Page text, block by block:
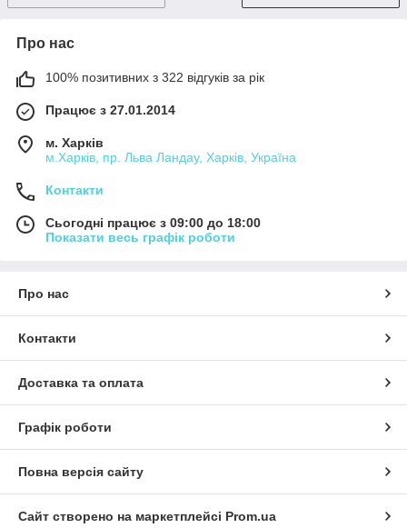
Про нас
100% позитивних з 322 відгуків за рік
Працює з 27.01.2014
м. Харків
м.Харків, пр. Льва Ландау, Харків, Україна
Контакти
Сьогодні працює з 09:00 до 18:00
Показати весь графік роботи
Про нас
Контакти
Доставка та оплата
Графік роботи
Повна версія сайту
Сайт створено на маркетплейсі Prom.ua